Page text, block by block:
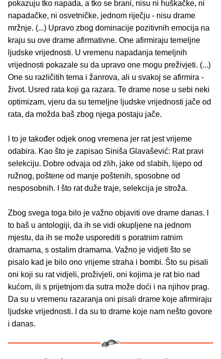
pokazuju tko napada, a tko se brani, nisu ni huškačke, ni
napadačke, ni osvetničke, jednom riječju - nisu drame
mržnje. (...) Upravo zbog dominacije pozitivnih emocija na
kraju su ove drame afirmativne. One afirmiraju temeljne
ljudske vrijednosti. U vremenu napadanja temeljnih
vrijednosti pokazale su da upravo one mogu preživjeti. (...)
One su različitih tema i žanrova, ali u svakoj se afirmira -
život. Usred rata koji ga razara. Te drame nose u sebi neki
optimizam, vjeru da su temeljne ljudske vrijednosti jače od
rata, da možda baš zbog njega postaju jače.
I to je također odjek onog vremena jer rat jest vrijeme
odabira. Kao što je zapisao Siniša Glavašević: Rat pravi
selekciju. Dobre odvaja od zlih, jake od slabih, lijepo od
ružnog, poštene od manje poštenih, sposobne od
nesposobnih. I što rat duže traje, selekcija je stroža.
Zbog svega toga bilo je važno objaviti ove drame danas. I
to baš u antologiji, da ih se vidi okupljene na jednom
mjestu, da ih se može usporediti s poratnim ratnim
dramama, s ostalim dramama. Važno je vidjeti što se
pisalo kad je bilo ono vrijeme straha i bombi. Što su pisali
oni koji su rat vidjeli, proživjeli, oni kojima je rat bio nad
kućom, ili s prijetnjom da sutra može doći i na njihov prag.
Da su u vremenu razaranja oni pisali drame koje afirmiraju
ljudske vrijednosti. I da su to drame koje nam nešto govore
i danas.